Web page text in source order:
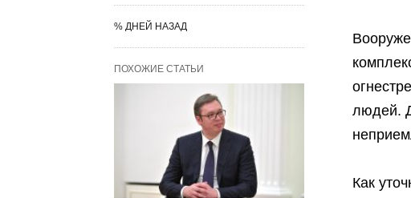
людей.
Как
% ДНЕЙ НАЗАД
ПОХОЖИЕ СТАТЬИ